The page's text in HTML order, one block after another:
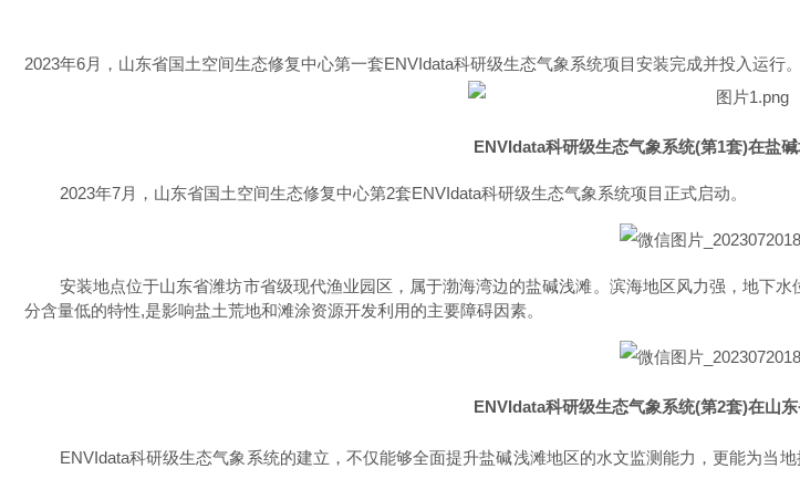
2023年6月，山东省国土空间生态修复中心第一套ENVIdata科研级生态气象系统项目安装完成并投入运行。
ENVIdata科研级生态气象系统(第1套)在盐
2023年7月，山东省国土空间生态修复中心第2套ENVIdata科研级生态气象系统项目正式启动。
安装地点位于山东省潍坊市省级现代渔业园区，属于渤海湾边的盐碱浅滩。滨海地区风力强，地下
分含量低的特性,是影响盐土荒地和滩涂资源开发利用的主要障碍因素。
ENVIdata科研级生态气象系统(第2套)在山
ENVIdata科研级生态气象系统的建立，不仅能够全面提升盐碱浅滩地区的水文监测能力，更能为当地